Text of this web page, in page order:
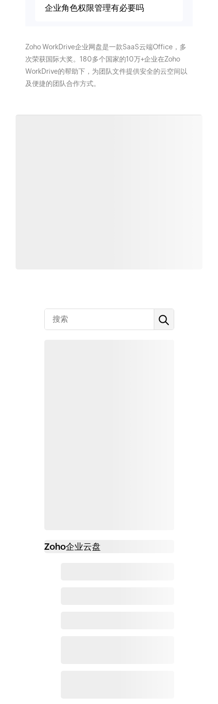
企业角色权限管理有必要吗
Zoho WorkDrive企业网盘是一款SaaS云端Office，多
次荣获国际大奖。180多个国家的10万+企业在Zoho
WorkDrive的帮助下，为团队文件提供安全的云空间以
及便捷的团队合作方式。
Zoho企业云盘